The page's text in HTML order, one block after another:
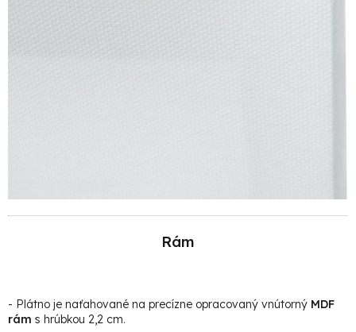
Rám
- Plátno je naťahované na precízne opracovaný vnútorný MDF
rám s hrúbkou 2,2 cm.